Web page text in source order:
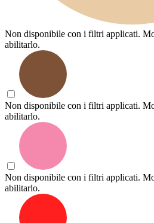
Non disponibile con i filtri applicati.
abilitarlo.
Non disponibile con i filtri applicati.
abilitarlo.
Non disponibile con i filtri applicati.
abilitarlo.